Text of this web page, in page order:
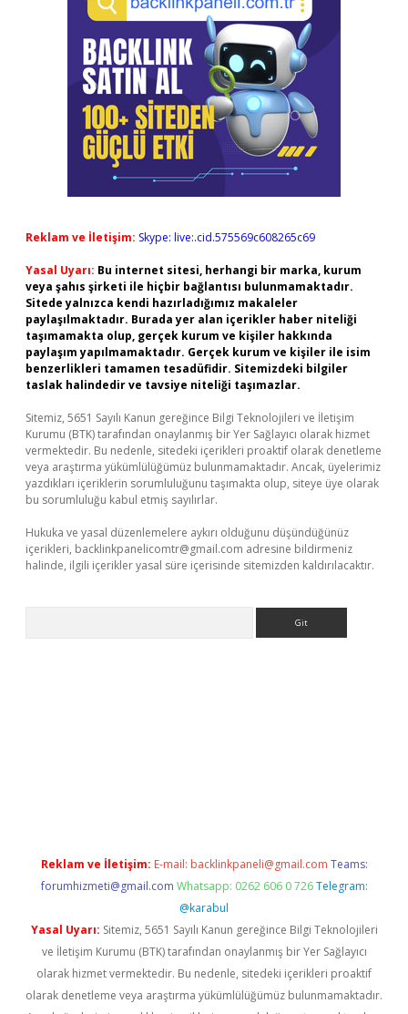
Reklam ve İletişim: Skype: live:.cid.575569c608265c69
Yasal Uyarı: Bu internet sitesi, herhangi bir marka, kurum
veya şahıs şirketi ile hiçbir bağlantısı bulunmamaktadır.
Sitede yalnızca kendi hazırladığımız makaleler
paylaşılmaktadır. Burada yer alan içerikler haber niteliği
taşımamakta olup, gerçek kurum ve kişiler hakkında
paylaşım yapılmamaktadır. Gerçek kurum ve kişiler ile isim
benzerlikleri tamamen tesadüfidir. Sitemizdeki bilgiler
taslak halindedir ve tavsiye niteliği taşımazlar.
Sitemiz, 5651 Sayılı Kanun gereğince Bilgi Teknolojileri ve İletişim
Kurumu (BTK) tarafından onaylanmış bir Yer Sağlayıcı olarak hizmet
vermektedir. Bu nedenle, sitedeki içerikleri proaktif olarak denetleme
veya araştırma yükümlülüğümüz bulunmamaktadır. Ancak, üyelerimiz
yazdıkları içeriklerin sorumluluğunu taşımakta olup, siteye üye olarak
bu sorumluluğu kabul etmiş sayılırlar.
Hukuka ve yasal düzenlemelere aykırı olduğunu düşündüğünüz
içerikleri, backlinkpanelicomtr@gmail.com adresine bildirmeniz
halinde, ilgili içerikler yasal süre içerisinde sitemizden kaldırılacaktır.
Reklam ve İletişim: E-mail: backlinkpaneli@gmail.com Teams:
forumhizmeti@gmail.com Whatsapp: 0262 606 0 726 Telegram:
@karabul
Yasal Uyarı: Sitemiz, 5651 Sayılı Kanun gereğince Bilgi Teknolojileri
ve İletişim Kurumu (BTK) tarafından onaylanmış bir Yer Sağlayıcı
olarak hizmet vermektedir. Bu nedenle, sitedeki içerikleri proaktif
olarak denetleme veya araştırma yükümlülüğümüz bulunmamaktadır.